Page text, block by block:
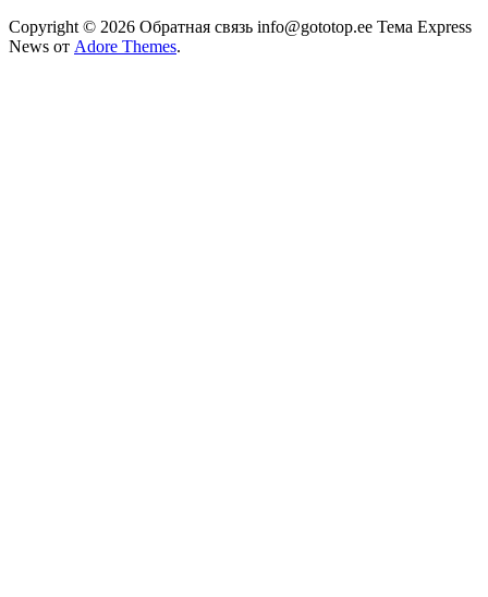
Copyright © 2026 Обратная связь info@gototop.ee Тема Express
News от Adore Themes.